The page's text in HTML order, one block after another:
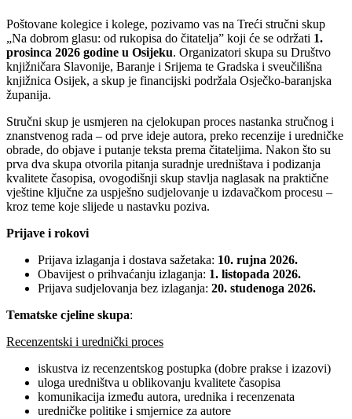
Poštovane kolegice i kolege, pozivamo vas na Treći stručni skup
„Na dobrom glasu: od rukopisa do čitatelja” koji će se održati 1.
prosinca 2026 godine u Osijeku. Organizatori skupa su Društvo
knjižničara Slavonije, Baranje i Srijema te Gradska i sveučilišna
knjižnica Osijek, a skup je financijski podržala Osječko-baranjska
županija.
Stručni skup je usmjeren na cjelokupan proces nastanka stručnog i
znanstvenog rada – od prve ideje autora, preko recenzije i uredničke
obrade, do objave i putanje teksta prema čitateljima. Nakon što su
prva dva skupa otvorila pitanja suradnje uredništava i podizanja
kvalitete časopisa, ovogodišnji skup stavlja naglasak na praktične
vještine ključne za uspješno sudjelovanje u izdavačkom procesu –
kroz teme koje slijede u nastavku poziva.
Prijave i rokovi
Prijava izlaganja i dostava sažetaka: 10. rujna 2026.
Obavijest o prihvaćanju izlaganja: 1. listopada 2026.
Prijava sudjelovanja bez izlaganja: 20. studenoga 2026.
Tematske cjeline skupa:
Recenzentski i urednički proces
iskustva iz recenzentskog postupka (dobre prakse i izazovi)
uloga uredništva u oblikovanju kvalitete časopisa
komunikacija između autora, urednika i recenzenata
uredničke politike i smjernice za autore